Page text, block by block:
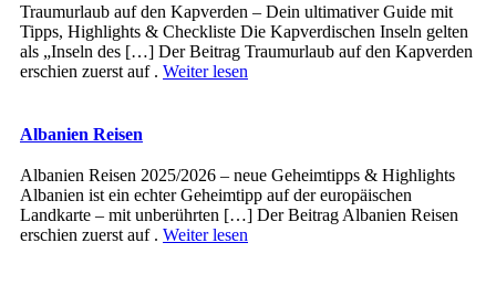
Traumurlaub auf den Kapverden – Dein ultimativer Guide mit
Tipps, Highlights & Checkliste Die Kapverdischen Inseln gelten
als „Inseln des […] Der Beitrag Traumurlaub auf den Kapverden
erschien zuerst auf . Weiter lesen
Albanien Reisen
Albanien Reisen 2025/2026 – neue Geheimtipps & Highlights
Albanien ist ein echter Geheimtipp auf der europäischen
Landkarte – mit unberührten […] Der Beitrag Albanien Reisen
erschien zuerst auf . Weiter lesen